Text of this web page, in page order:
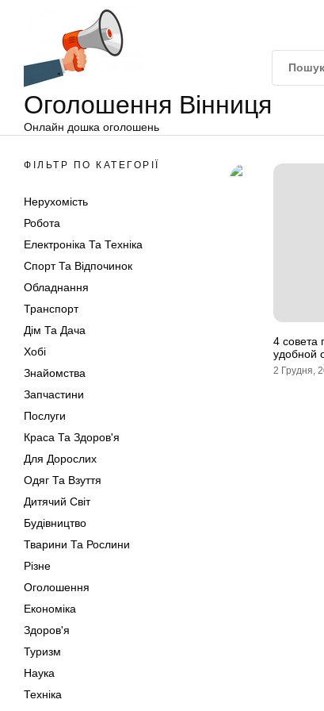
Оголошення Вінниця
Онлайн дошка оголошень
ФІЛЬТР ПО КАТЕГОРІЇ
Нерухомість
Робота
Електроніка Та Техніка
Спорт Та Відпочинок
Обладнання
Транспорт
Дім Та Дача
Хобі
Знайомства
Запчастини
Послуги
Краса Та Здоров'я
Для Дорослих
Одяг Та Взуття
Дитячий Світ
Будівництво
Тварини Та Рослини
Різне
Оголошення
Економіка
Здоров'я
Туризм
Наука
Техніка
4 совета
удобной
2 Грудня,